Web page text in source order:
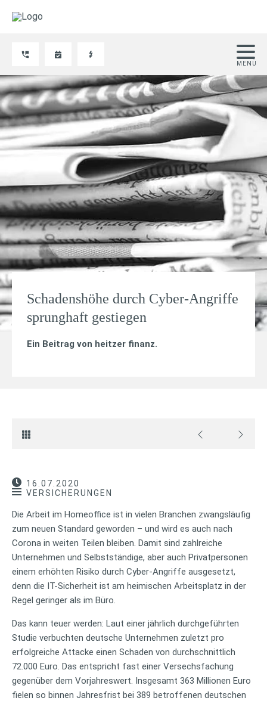
Schadenshöhe durch Cyber-Angriffe
sprunghaft gestiegen
Ein Beitrag von heitzer finanz.
16.07.2020
VERSICHERUNGEN
Die Arbeit im Homeoffice ist in vielen Branchen zwangsläufig
zum neuen Standard geworden – und wird es auch nach
Corona in weiten Teilen bleiben. Damit sind zahlreiche
Unternehmen und Selbstständige, aber auch Privatpersonen
einem erhöhten Risiko durch Cyber-Angriffe ausgesetzt,
denn die IT-Sicherheit ist am heimischen Arbeitsplatz in der
Regel geringer als im Büro.
Das kann teuer werden: Laut einer jährlich durchgeführten
Studie verbuchten deutsche Unternehmen zuletzt pro
erfolgreiche Attacke einen Schaden von durchschnittlich
72.000 Euro. Das entspricht fast einer Versechsfachung
gegenüber dem Vorjahreswert. Insgesamt 363 Millionen Euro
fielen so binnen Jahresfrist bei 389 betroffenen deutschen